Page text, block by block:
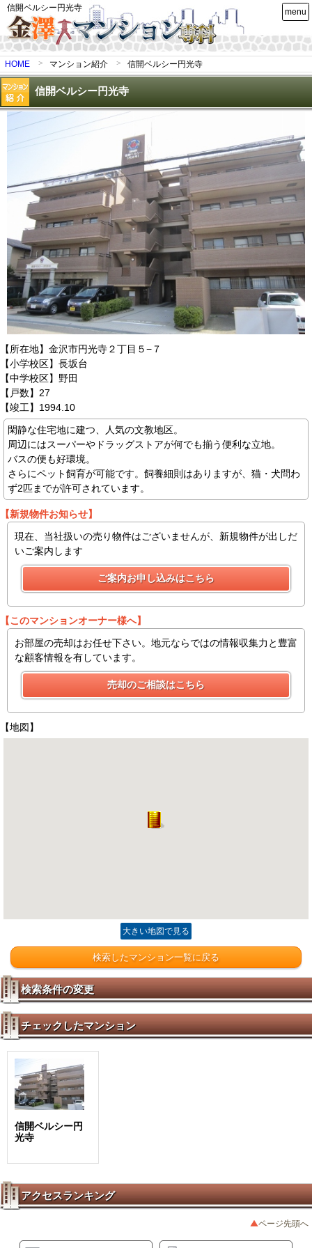
信開ベルシー円光寺
HOME マンション紹介 信開ベルシー円光寺
信開ベルシー円光寺
【所在地】金沢市円光寺２丁目５−７
【小学校区】長坂台
【中学校区】野田
【戸数】27
【竣工】1994.10
閑静な住宅地に建つ、人気の文教地区。
周辺にはスーパーやドラッグストアが何でも揃う便利な立地。
バスの便も好環境。
さらにペット飼育が可能です。飼養細則はありますが、猫・犬問わ
ず2匹までが許可されています。
【新規物件お知らせ】
現在、当社扱いの売り物件はございませんが、新規物件が出しだ
いご案内します
【このマンションオーナー様へ】
お部屋の売却はお任せ下さい。地元ならではの情報収集力と豊富
な顧客情報を有しています。
【地図】
大きい地図で見る
検索したマンション一覧に戻る
検索条件の変更
チェックしたマンション
信開ベルシー円
光寺
アクセスランキング
menu
ページ先頭へ